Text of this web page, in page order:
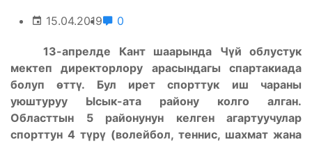
15.04.2019 0
13-апрелде Кант шаарында Чүй облустук
мектеп директорлору арасындагы спартакиада
болуп өттү. Бул ирет спорттук иш чараны
уюштуруу Ысык-ата району колго алган.
Областтын 5 районунун келген агартуучулар
спорттун 4 түрү (волейбол, теннис, шахмат жана